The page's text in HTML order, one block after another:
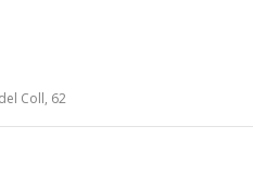
Coll, 62